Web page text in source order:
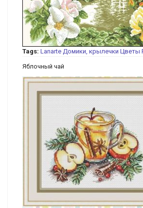
Tags: Lanarte Домики, крылечки Цветы
Яблочный чай